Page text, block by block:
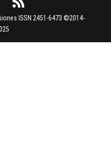
ISSN 2451-6473 ©2014-